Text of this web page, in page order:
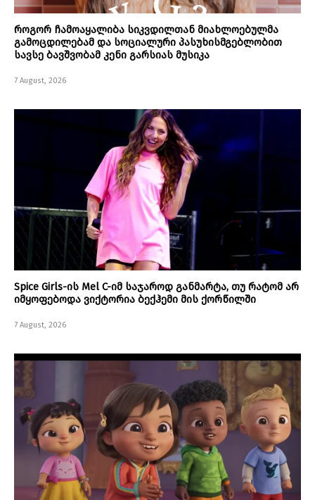
როგორ ჩამოაყალიბა სიკვდილთან მიახლოებულმა
გამოცდილებამ და სოციალური პასუხისმგებლობით
სავსე ბავშვობამ კენი გარსიას მუსიკა
7 August, 2026
Spice Girls-ის Mel C-იმ საჯაროდ განმარტა, თუ რატომ არ
იმყოფებოდა ვიქტორია ბექჰემი მის ქორწილში
7 August, 2026